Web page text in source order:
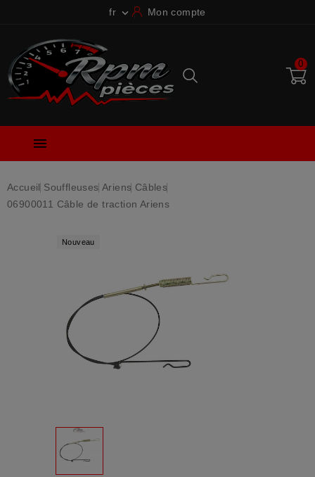
fr  Mon compte
0

Accueil Souffleuses Ariens Câbles
06900011 Câble de traction Ariens
Nouveau